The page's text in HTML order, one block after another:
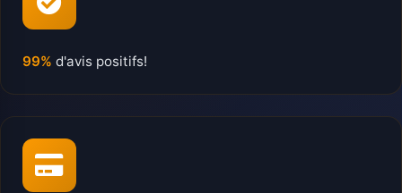
99% d'avis positifs!